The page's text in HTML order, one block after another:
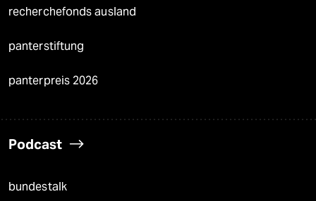
recherchefonds ausland
panterstiftung
panterpreis 2026
Podcast
bundestalk